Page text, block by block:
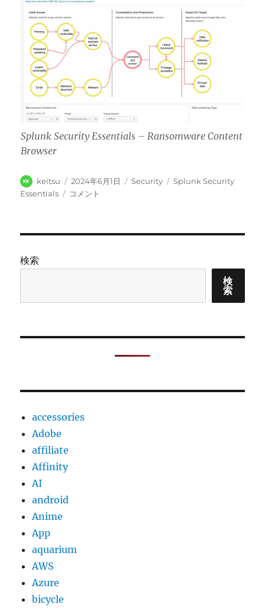
Splunk Security Essentials – Ransomware Content
Browser
投
稿
keitsu
投
稿
2024年6月1日
カ
Security
タ
Splunk Security
Essentials
Splunk
れ
る
ど
な
み
コメント
検索
検
索
accessories
Adobe
affiliate
Affinity
AI
android
Anime
App
aquarium
AWS
Azure
bicycle